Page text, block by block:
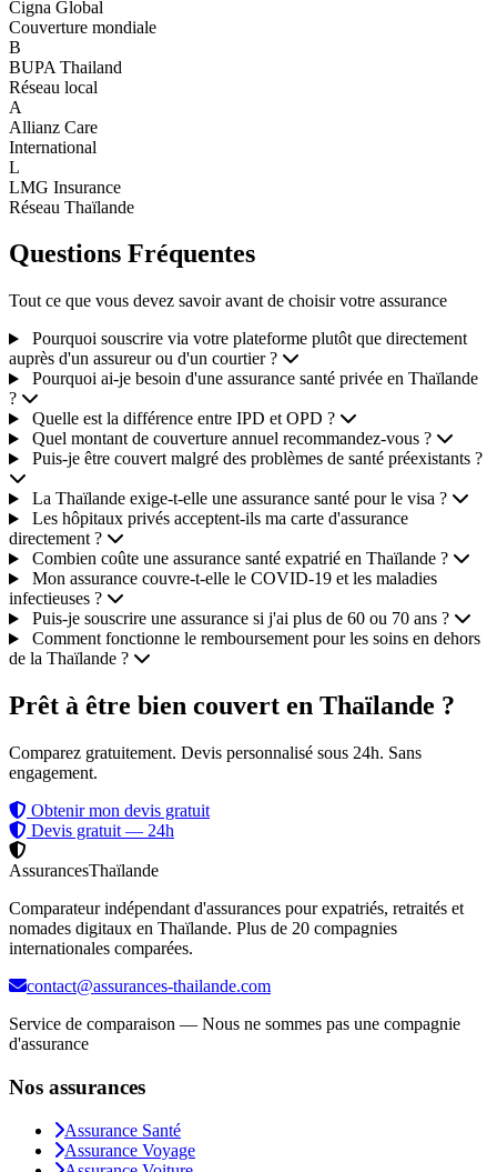
Cigna Global
Couverture mondiale
B
BUPA Thailand
Réseau local
A
Allianz Care
International
L
LMG Insurance
Réseau Thaïlande
Questions Fréquentes
Tout ce que vous devez savoir avant de choisir votre assurance
Pourquoi souscrire via votre plateforme plutôt que directement
auprès d'un assureur ou d'un courtier ?
Pourquoi ai-je besoin d'une assurance santé privée en Thaïlande
?
Quelle est la différence entre IPD et OPD ?
Quel montant de couverture annuel recommandez-vous ?
Puis-je être couvert malgré des problèmes de santé préexistants ?
La Thaïlande exige-t-elle une assurance santé pour le visa ?
Les hôpitaux privés acceptent-ils ma carte d'assurance
directement ?
Combien coûte une assurance santé expatrié en Thaïlande ?
Mon assurance couvre-t-elle le COVID-19 et les maladies
infectieuses ?
Puis-je souscrire une assurance si j'ai plus de 60 ou 70 ans ?
Comment fonctionne le remboursement pour les soins en dehors
de la Thaïlande ?
Prêt à être bien couvert en Thaïlande ?
Comparez gratuitement. Devis personnalisé sous 24h. Sans
engagement.
Obtenir mon devis gratuit
Devis gratuit — 24h
AssurancesThaïlande
Comparateur indépendant d'assurances pour expatriés, retraités et
nomades digitaux en Thaïlande. Plus de 20 compagnies
internationales comparées.
contact@assurances-thailande.com
Service de comparaison — Nous ne sommes pas une compagnie
d'assurance
Nos assurances
Assurance Santé
Assurance Voyage